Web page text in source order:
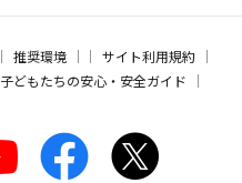
推奨環境
サイト利用規約
子どもたちの安心・安全ガイド